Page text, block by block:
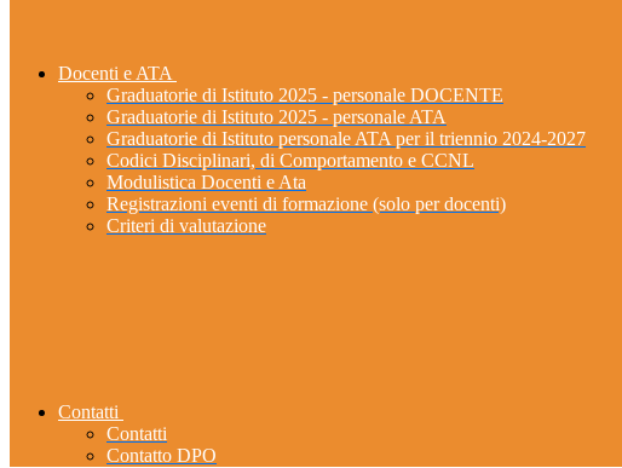
Docenti e ATA
Graduatorie di Istituto 2025 - personale DOCENTE
Graduatorie di Istituto 2025 - personale ATA
Graduatorie di Istituto personale ATA per il triennio 2024-2027
Codici Disciplinari, di Comportamento e CCNL
Modulistica Docenti e Ata
Registrazioni eventi di formazione (solo per docenti)
Criteri di valutazione
Contatti
Contatti
Contatto DPO